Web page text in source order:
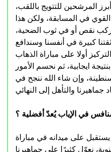
المرشحين للتتويج باللقب،
في المسابقة، ولكن هذا
نقص أو في ثوب الضحية،
كبيرة في أنفسنا وسندافع
أولا على مباراة الذهاب
ايجابية، ثم نحسم الأمور
وإن شاء الله ننجح في
في الإياب يُعدّ أفضلية ؟
يستقبل على ميدانه في مباراة
نعوّل كثيرًا على جماهيرنا